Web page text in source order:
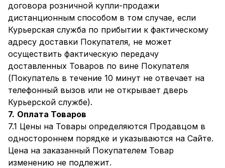
договора розничной купли-продажи
дистанционным способом в том случае, если
Курьерская служба по прибытии к фактическому
адресу доставки Покупателя, не может
осуществить фактическую передачу
доставленных Товаров по вине Покупателя
(Покупатель в течение 10 минут не отвечает на
телефонный вызов или не открывает дверь
Курьерской службе).
7. Оплата Товаров
7.1 Цены на Товары определяются Продавцом в
одностороннем порядке и указываются на Сайте.
Цена на заказанный Покупателем Товар
изменению не подлежит.